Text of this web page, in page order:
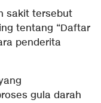
sakit tersebut
tentang “Daftar
penderita
gula darah